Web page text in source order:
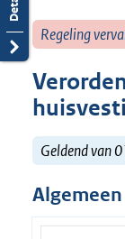
Regeling
Geldend
Algemeen